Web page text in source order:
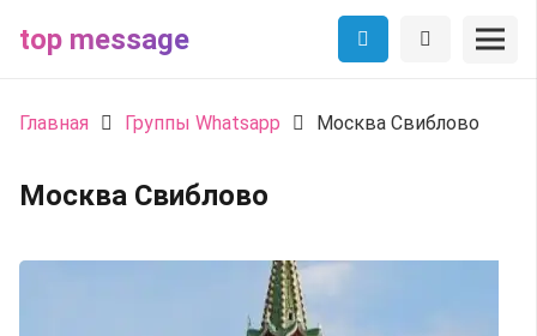
top message
Главная Группы Whatsapp Москва Свиблово
Москва Свиблово